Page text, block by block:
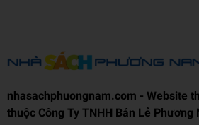
h
liệ
u
nhasachphuongnam.com - Website
thuộc Công Ty TNHH Bán Lẻ Phương